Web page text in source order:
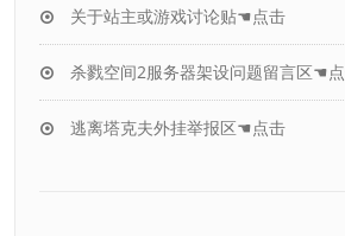
关于站主或游戏讨论贴☚点击
杀戮空间2服务器架设问题留言区☚
逃离塔克夫外挂举报区☚点击